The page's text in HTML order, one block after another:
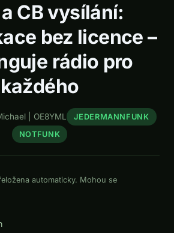
CB vysílání:
bez licence –
rádio pro
každého
| OE8YML
JEDERMANNFUNK
NOTFUNK
automaticky. Mohou se